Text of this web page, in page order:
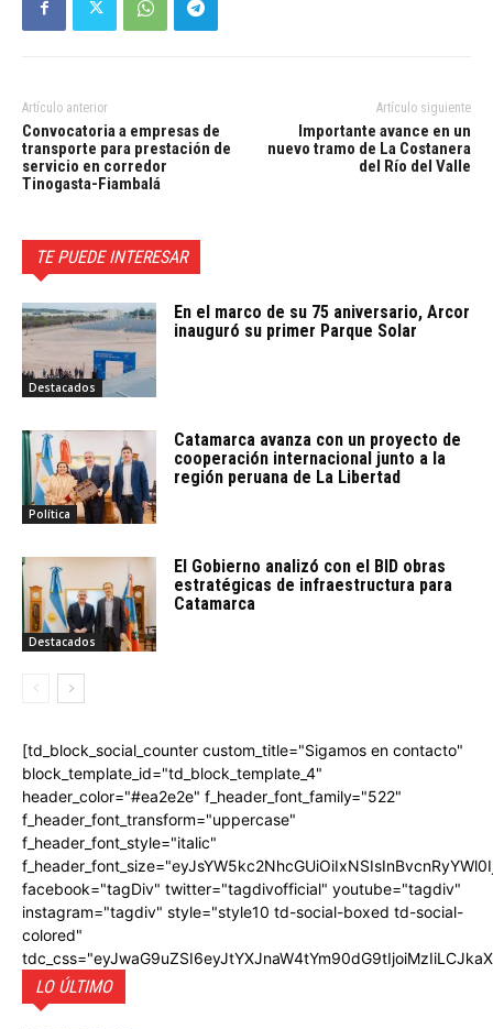
Artículo anterior
Convocatoria a empresas de
transporte para prestación de
servicio en corredor
Tinogasta-Fiambalá
Artículo siguiente
Importante avance en un
nuevo tramo de La Costanera
del Río del Valle
TE PUEDE INTERESAR
Destacados
En el marco de su 75 aniversario, Arcor
inauguró su primer Parque Solar
Política
Catamarca avanza con un proyecto de
cooperación internacional junto a la
región peruana de La Libertad
Destacados
El Gobierno analizó con el BID obras
estratégicas de infraestructura para
Catamarca
[td_block_social_counter custom_title="Sigamos en contacto"
block_template_id="td_block_template_4"
header_color="#ea2e2e" f_header_font_family="522"
f_header_font_transform="uppercase"
f_header_font_style="italic"
facebook="tagDiv" twitter="tagdivofficial" youtube="tagdiv"
instagram="tagdiv" style="style10 td-social-boxed td-social-
colored"
LO ÚLTIMO